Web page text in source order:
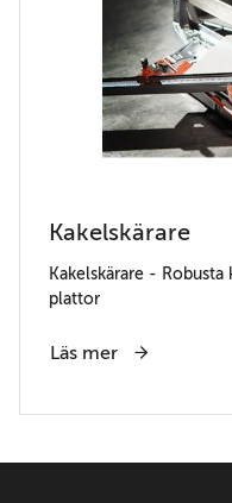
Kakelskärare
Kakelskärare -
plattor
Läs mer